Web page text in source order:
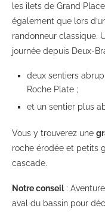
les îlets de Grand
également que lors
randonneur classique.
journée depuis Deux-
deux sentiers
Roche Plate ;
et un sentier plus
Vous y trouverez une
roche érodée et petits
cascade.
Notre conseil:
aval du bassin pour